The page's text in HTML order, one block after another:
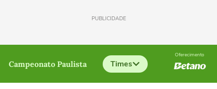
PUBLICIDADE
Campeonato Paulista Times
Oferecimento